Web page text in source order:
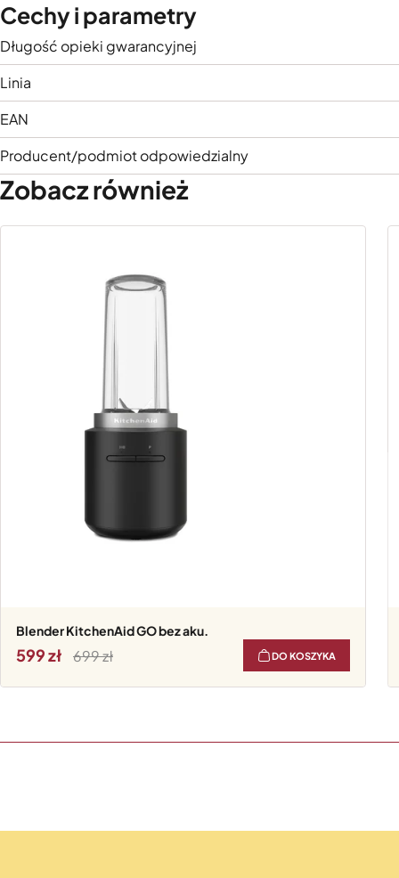
Cechy i parametry
Długość opieki gwarancyjnej
Linia
EAN
Producent/podmiot odpowiedzialny
Zobacz również
Blender KitchenAid GO bez aku.
599 699 DO KOSZYKA